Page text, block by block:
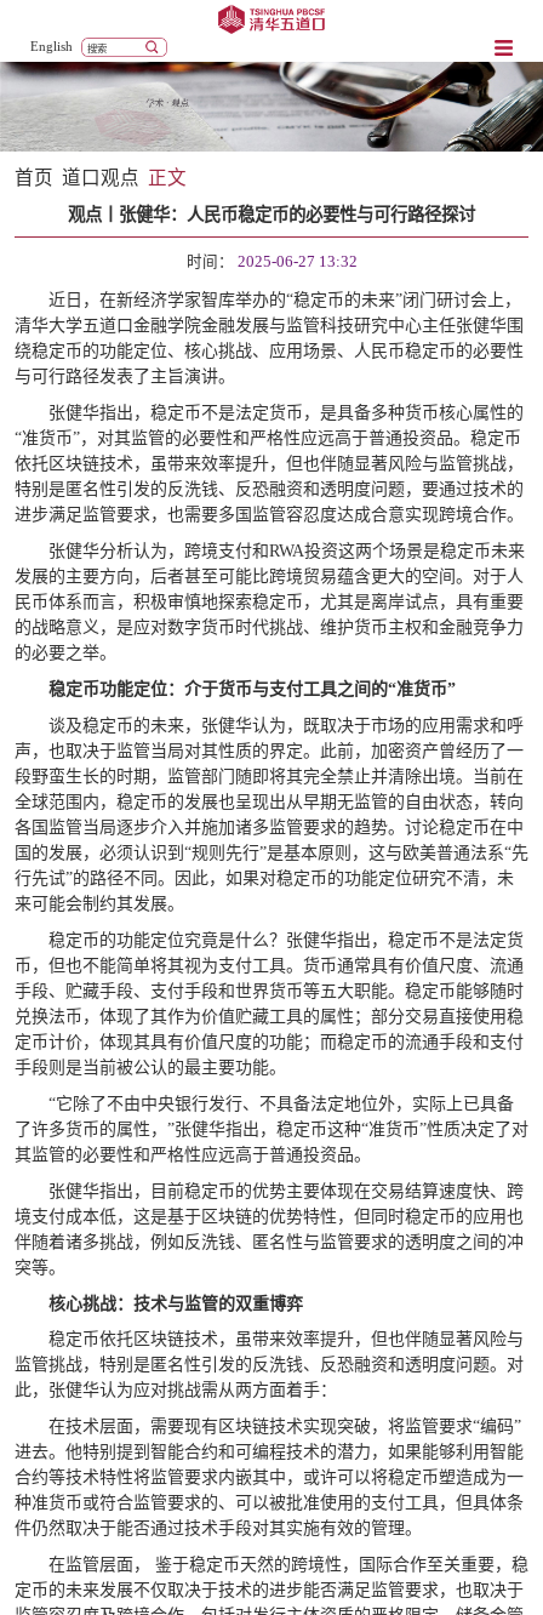
English
首页 道口观点 正文
观点丨张健华：人民币稳定币的必要性与可行路径探讨
时间： 2025-06-27 13:32
近日，在新经济学家智库举办的“稳定币的未来”闭门研讨会上，
清华大学五道口金融学院金融发展与监管科技研究中心主任张健华围
绕稳定币的功能定位、核心挑战、应用场景、人民币稳定币的必要性
与可行路径发表了主旨演讲。
张健华指出，稳定币不是法定货币，是具备多种货币核心属性的
“准货币”，对其监管的必要性和严格性应远高于普通投资品。稳定币
依托区块链技术，虽带来效率提升，但也伴随显著风险与监管挑战，
特别是匿名性引发的反洗钱、反恐融资和透明度问题，要通过技术的
进步满足监管要求，也需要多国监管容忍度达成合意实现跨境合作。
张健华分析认为，跨境支付和RWA投资这两个场景是稳定币未来
发展的主要方向，后者甚至可能比跨境贸易蕴含更大的空间。对于人
民币体系而言，积极审慎地探索稳定币，尤其是离岸试点，具有重要
的战略意义，是应对数字货币时代挑战、维护货币主权和金融竞争力
的必要之举。
稳定币功能定位：介于货币与支付工具之间的“准货币”
谈及稳定币的未来，张健华认为，既取决于市场的应用需求和呼
声，也取决于监管当局对其性质的界定。此前，加密资产曾经历了一
段野蛮生长的时期，监管部门随即将其完全禁止并清除出境。当前在
全球范围内，稳定币的发展也呈现出从早期无监管的自由状态，转向
各国监管当局逐步介入并施加诸多监管要求的趋势。讨论稳定币在中
国的发展，必须认识到“规则先行”是基本原则，这与欧美普通法系“先
行先试”的路径不同。因此，如果对稳定币的功能定位研究不清，未
来可能会制约其发展。
稳定币的功能定位究竟是什么？张健华指出，稳定币不是法定货
币，但也不能简单将其视为支付工具。货币通常具有价值尺度、流通
手段、贮藏手段、支付手段和世界货币等五大职能。稳定币能够随时
兑换法币，体现了其作为价值贮藏工具的属性；部分交易直接使用稳
定币计价，体现其具有价值尺度的功能；而稳定币的流通手段和支付
手段则是当前被公认的最主要功能。
“它除了不由中央银行发行、不具备法定地位外，实际上已具备
了许多货币的属性，”张健华指出，稳定币这种“准货币”性质决定了对
其监管的必要性和严格性应远高于普通投资品。
张健华指出，目前稳定币的优势主要体现在交易结算速度快、跨
境支付成本低，这是基于区块链的优势特性，但同时稳定币的应用也
伴随着诸多挑战，例如反洗钱、匿名性与监管要求的透明度之间的冲
突等。
核心挑战：技术与监管的双重博弈
稳定币依托区块链技术，虽带来效率提升，但也伴随显著风险与
监管挑战，特别是匿名性引发的反洗钱、反恐融资和透明度问题。对
此，张健华认为应对挑战需从两方面着手：
在技术层面，需要现有区块链技术实现突破，将监管要求“编码”
进去。他特别提到智能合约和可编程技术的潜力，如果能够利用智能
合约等技术特性将监管要求内嵌其中，或许可以将稳定币塑造成为一
种准货币或符合监管要求的、可以被批准使用的支付工具，但具体条
件仍然取决于能否通过技术手段对其实施有效的管理。
在监管层面， 鉴于稳定币天然的跨境性，国际合作至关重要，稳
定币的未来发展不仅取决于技术的进步能否满足监管要求，也取决于